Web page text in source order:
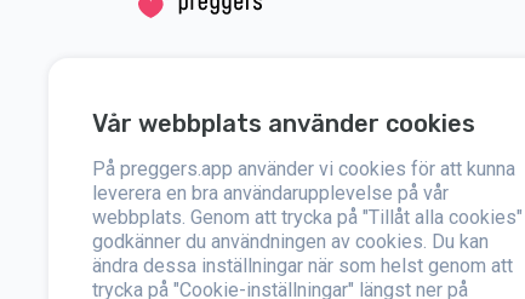
Instagram
Facebook
Kontakta oss
Om oss
Press
Vår webbplats använder cookies
På preggers.app använder vi cookies för att kunna
leverera en bra användarupplevelse på vår
webbplats. Genom att trycka på "Tillåt alla cookies"
godkänner du användningen av cookies. Du kan
ändra dessa inställningar när som helst genom att
trycka på "Cookie-inställningar" längst ner på